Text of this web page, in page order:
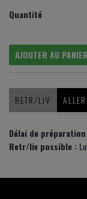
Quantité
AJOUTER AU PANIER
RETR/LIV
Délai de
Retr/liv possible :